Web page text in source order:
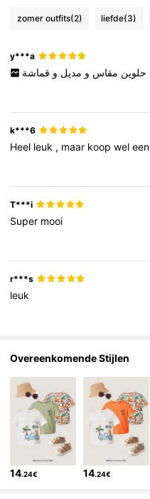
4.91 1.7M Volgers
zomer outfits(2) liefde(3)
y***a
حلوين مقاس و مديل و قماشة
k***6
Heel leuk , maar koopweleen
T***i
Super mooi
r***s
leuk
Overeenkomende Stijlen
14.24€ 14.24€